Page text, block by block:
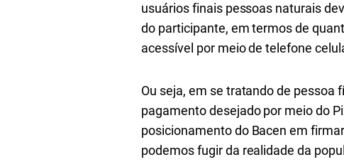
usuários finais pessoas naturais
do participante, em termos de
acessível por meio de telefone
Ou seja, em se tratando de pessoa
pagamento desejado por meio do
posicionamento do Bacen em
podemos fugir da realidade da